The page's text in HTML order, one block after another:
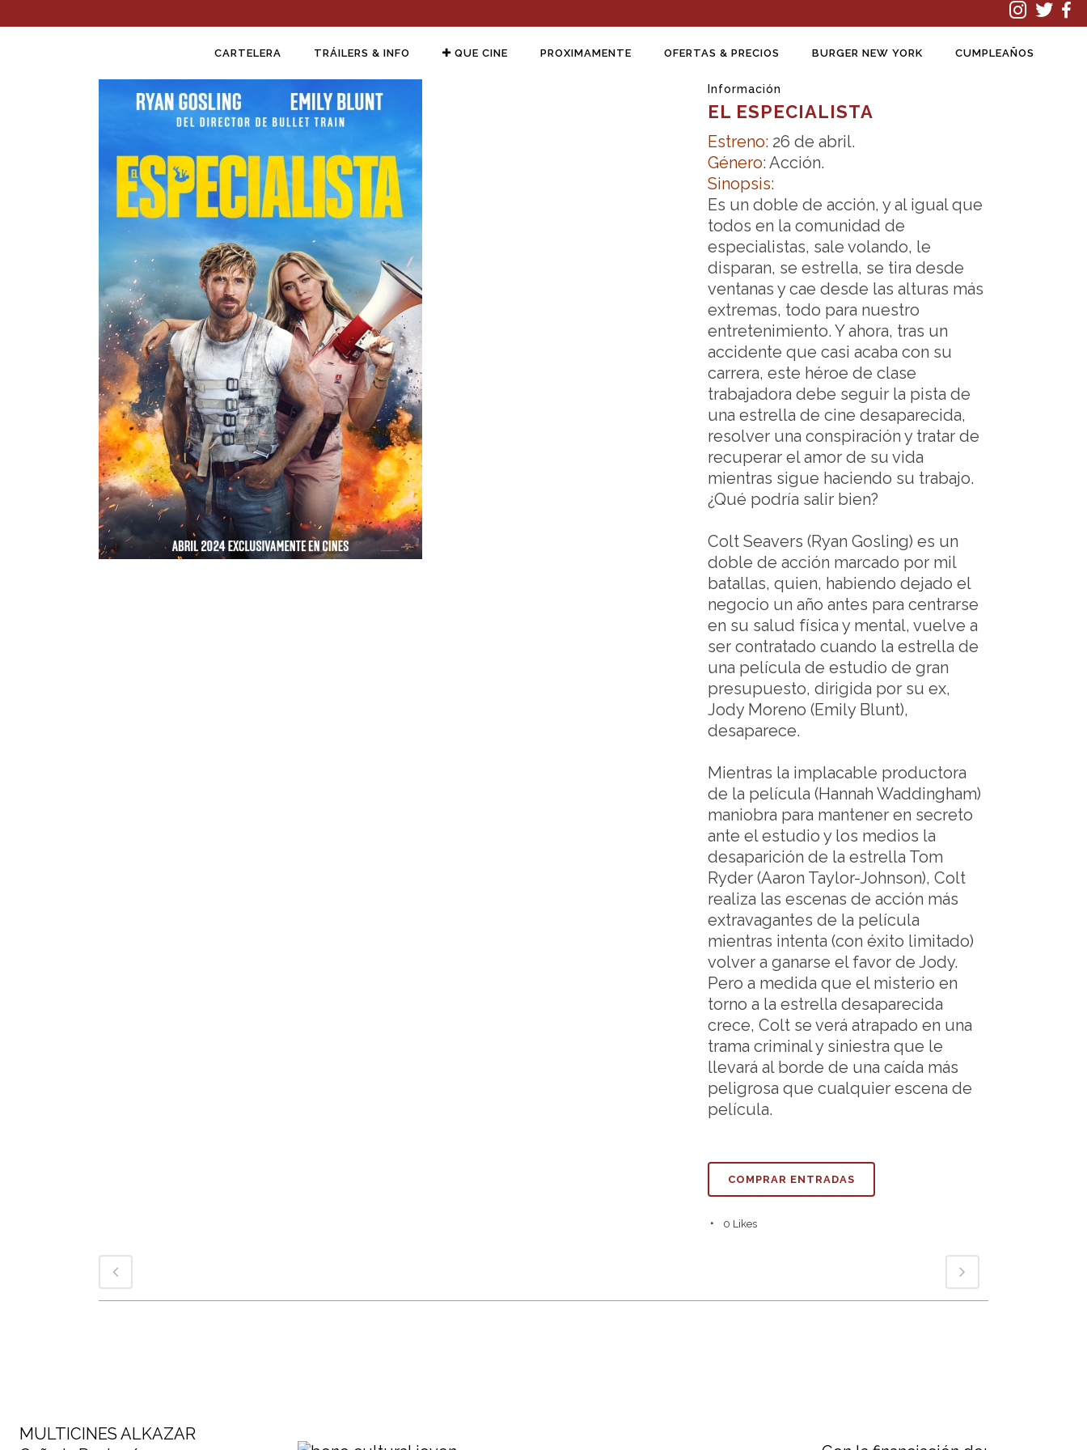
CARTELERA TRÁILERS & INFO QUE CINE PROXIMAMENTE OFERTAS & PRECIOS BURGER NEW YORK CUMPLEAÑOS
Información
EL ESPECIALISTA
Estreno: 26 de abril.
Género:Acción.
Sinopsis:
Es un doble de acción, y al igual que
todos en la comunidad de
especialistas, sale volando, le
disparan, se estrella, se tira desde
ventanas y cae desde las alturas más
extremas, todo para nuestro
entretenimiento. Y ahora, tras un
accidente que casi acaba con su
carrera, este héroe de clase
trabajadora debe seguir la pista de
una estrella de cine desaparecida,
resolver una conspiración y tratar de
recuperar el amor de su vida
mientras sigue haciendo su trabajo.
¿Qué podría salir bien?
Colt Seavers (Ryan Gosling) es un
doble de acción marcado por mil
batallas, quien, habiendo dejado el
negocio un año antes para centrarse
en su salud física y mental, vuelve a
ser contratado cuando la estrella de
una película de estudio de gran
presupuesto, dirigida por su ex,
Jody Moreno (Emily Blunt),
desaparece.
Mientras la implacable productora
de la película (Hannah Waddingham)
maniobra para mantener en secreto
ante el estudio y los medios la
desaparición de la estrella Tom
Ryder (Aaron Taylor-Johnson), Colt
realiza las escenas de acción más
extravagantes de la película
mientras intenta (con éxito limitado)
volver a ganarse el favor de Jody.
Pero a medida que el misterio en
torno a la estrella desaparecida
crece, Colt se verá atrapado en una
trama criminal y siniestra que le
llevará al borde de una caída más
peligrosa que cualquier escena de
película.
COMPRAR ENTRADAS
0 Likes
MULTICINES ALKAZAR